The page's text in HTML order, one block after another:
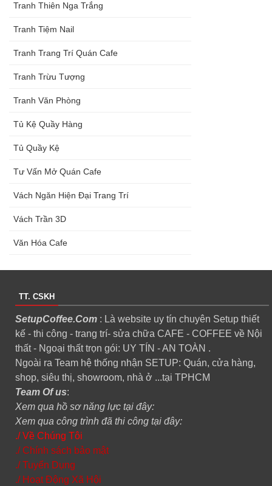
Tranh Thiên Nga Trắng
Tranh Tiệm Nail
Tranh Trang Trí Quán Cafe
Tranh Trừu Tượng
Tranh Văn Phòng
Tủ Kệ Quầy Hàng
Tủ Quầy Kệ
Tư Vấn Mở Quán Cafe
Vách Ngăn Hiện Đại Trang Trí
Vách Trần 3D
Văn Hóa Cafe
TT. CSKH
SetupCoffee.Com : Là website uy tín chuyên Setup thiết
kế - thi công - trang trí- sửa chữa CAFE - COFFEE về Nội
thất - Ngoại thất trọn gói: UY TÍN - AN TOÀN .
Ngoài ra Team hệ thống nhận SETUP: Quán, cửa hàng,
shop, siêu thị, showroom, nhà ở ...tại TPHCM
Team Of us:
Xem qua hồ sơ năng lực tại đây:
Xem qua công trình đã thi công tại đây:
./ Về Chúng Tôi
./ Chính sách bảo mật
./ Tuyển Dụng
./ Hoạt Động Xã Hội